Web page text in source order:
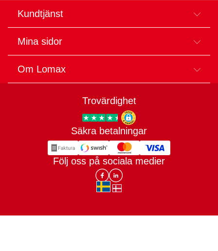
Kundtjänst
Mina sidor
Om Lomax
Trovärdighet
Trygg E-handel
Säkra betalningar
Följ oss på sociala medier
Lomax DK Facebook
Lomax SE LinkIn
sv-SEda-DK